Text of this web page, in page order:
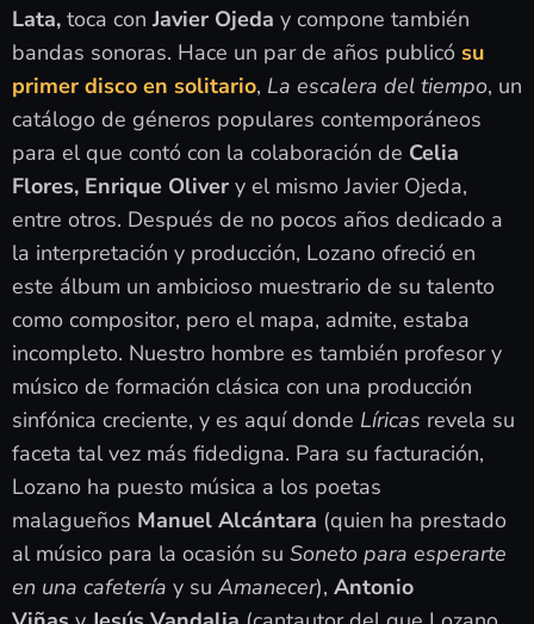
Lata, toca con Javier Ojeda y compone también
bandas sonoras. Hace un par de años publicó su
primer disco en solitario, La escalera del tiempo, un
catálogo de géneros populares contemporáneos
para el que contó con la colaboración de Celia
Flores, Enrique Oliver y el mismo Javier Ojeda,
entre otros. Después de no pocos años dedicado a
la interpretación y producción, Lozano ofreció en
este álbum un ambicioso muestrario de su talento
como compositor, pero el mapa, admite, estaba
incompleto. Nuestro hombre es también profesor y
músico de formación clásica con una producción
sinfónica creciente, y es aquí donde Líricas revela su
faceta tal vez más fidedigna. Para su facturación,
Lozano ha puesto música a los poetas
malagueños Manuel Alcántara (quien ha prestado
al músico para la ocasión su Soneto para esperarte
en una cafetería y su Amanecer), Antonio